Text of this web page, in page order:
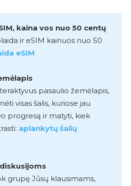
kaina vos nuo 50 centų
ir eSIM kainuos nuo 50
eSIM
pasaulio žemėlapis,
visas šalis, kuriose jau
progresą ir matyti, kiek
aplankytų šalių
grupę Jūsų klausimams,